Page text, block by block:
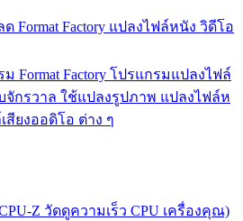
ด Format Factory แปลงไฟล์หนัง วิดีโอ
Format Factory โปรแกรมแปลงไฟล์
จักรวาล ใช้แปลงรูปภาพ แปลงไฟล์ห
สียงออดิโอ ต่าง ๆ
Z วัดดูความเร็ว CPU เครื่องคุณ)